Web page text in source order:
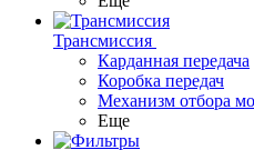
Трансмиссия
Карданная передача
Коробка передач
Механизм отбора
Еще